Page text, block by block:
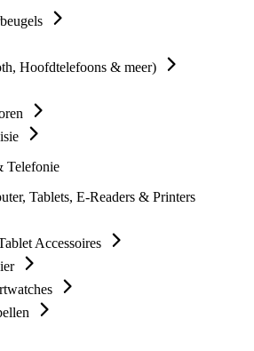
Hoofdtelefoons & meer)
Telefonie
Tablets, E-Readers & Printers
Accessoires